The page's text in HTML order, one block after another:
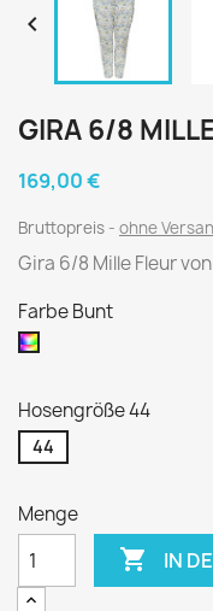

GIRA 6/8
169,00 €
Bruttopreis ohne
Gira 6/8 Mille Fleur von
Farbe Bunt
Bunt
Hosengröße 44
44
Menge
 IN